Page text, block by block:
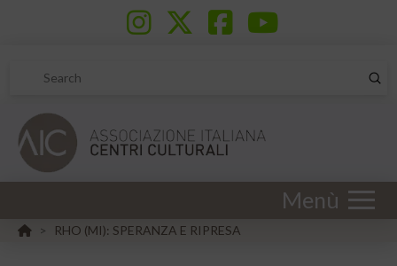
Search
Menù
HOME
> RHO (MI): SPERANZA E RIPRESA